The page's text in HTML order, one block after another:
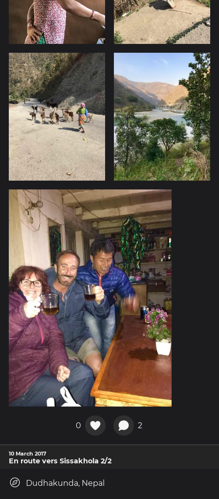
0 2
10 March 2017
En route vers Sissakhola 2/2
Dudhakunda, Nepal